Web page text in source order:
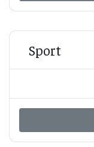
Sport